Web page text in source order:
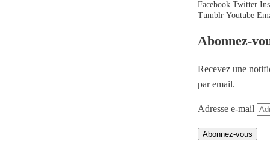
Facebook Twitter
Tumblr Youtube
Abonnez-
Recevez une
par email.
Adresse e-mail
Abonnez-vous